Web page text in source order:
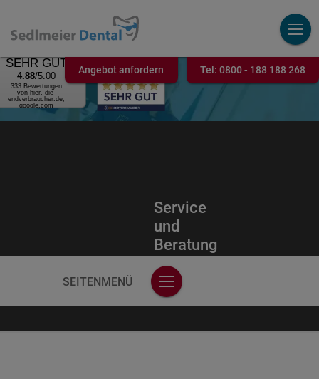
Angebot anfordern Tel: 0800 - 188 188 268
Service
und
Beratung
Kundenbewertung
SEHR GUT
4.88/5.00
333 Bewertungen
von hier, die-
endverbraucher.de,
google.com
SEITENMENÜ